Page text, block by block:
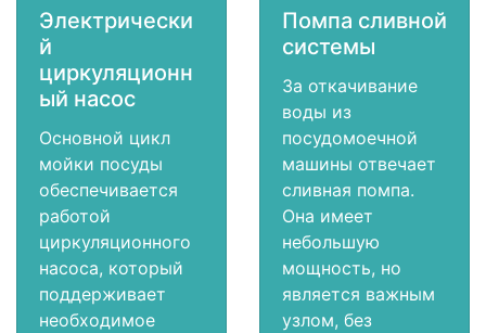
Электрически
й
циркуляционн
ый насос
Основной цикл
мойки посуды
обеспечивается
работой
циркуляционного
насоса, который
поддерживает
необходимое
Помпа сливной
системы
За откачивание
воды из
посудомоечной
машины отвечает
сливная помпа.
Она имеет
небольшую
мощность, но
является важным
узлом, без